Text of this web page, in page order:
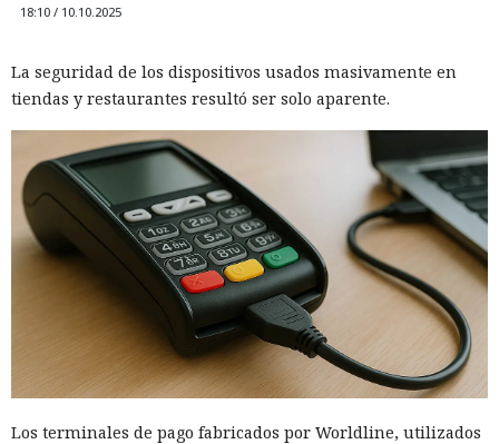
18:10 / 10.10.2025
La seguridad de los dispositivos usados masivamente en
tiendas y restaurantes resultó ser solo aparente.
Los terminales de pago fabricados por Worldline, utilizados